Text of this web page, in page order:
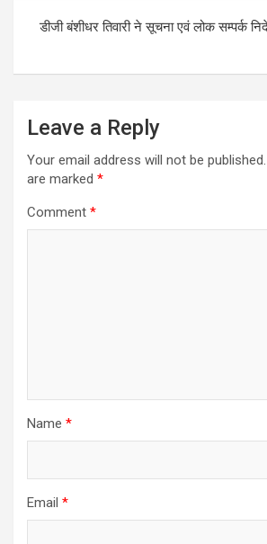
डीजी बंशीधर तिवारी ने सूचना एवं लोक सम्पर्क
Leave a Reply
Your email address will not be published.
are marked *
Comment *
Name *
Email *